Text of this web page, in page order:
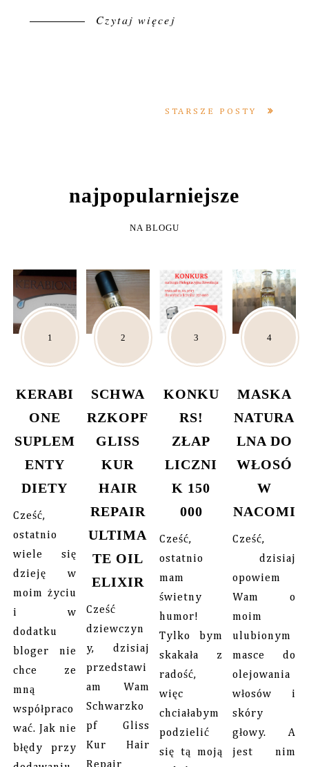
Czytaj więcej
STARSZE POSTY
NAJPOPULARNIEJSZE
NA BLOGU
KERABI
ONE
SUPLEM
ENTY
DIETY
Cześć,
ostatnio
wiele się
dzieję w
moim życiu
i w
dodatku
bloger nie
chce ze
mną
współpraco
wać. Jak nie
błędy przy
SCHWA
RZKOPF
GLISS
KUR
HAIR
REPAIR
ULTIMA
TE OIL
ELIXIR
Cześć
dziewczyn
y, dzisiaj
przedstawi
am Wam
Schwarzko
pf Gliss
Kur Hair
KONKU
RS!
ZŁAP
LICZNI
K 150
000
Cześć,
ostatnio
mam
świetny
humor!
Tylko bym
skakała z
radość,
więc
chciałabym
podzielić
się tą moją
MASKA
NATURA
LNA DO
WŁOSÓ
W
NACOMI
Cześć,
dzisiaj
opowiem
Wam o
moim
ulubionym
masce do
olejowania
włosów i
skóry
głowy. A
jest nim